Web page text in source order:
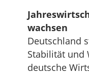
wachsen
Deutschland
Stabilität und
deutsche